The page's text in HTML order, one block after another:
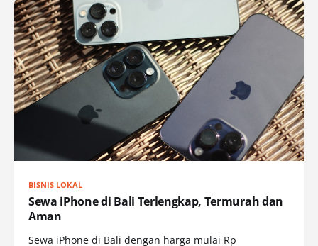
BISNIS LOKAL
Sewa iPhone di Bali Terlengkap, Termurah dan
Aman
Sewa iPhone di Bali dengan harga mulai Rp